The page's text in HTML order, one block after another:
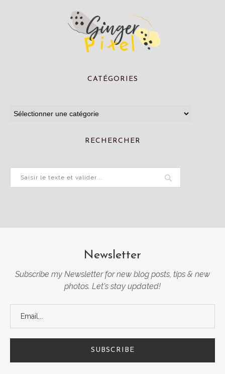
CATÉGORIES
RECHERCHER
Newsletter
Subscribe my Newsletter for new blog posts, tips & new
photos. Let's stay updated!